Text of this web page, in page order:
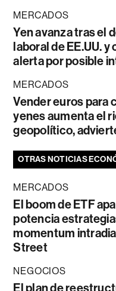
MERCADOS
Yen avanza tras el
laboral de EE.UU. y
alerta por posible
MERCADOS
Vender euros para
yenes aumenta el
geopolítico,
OTRAS NOTICIAS
MERCADOS
El boom de ETF
potencia
momentum
Street
NEGOCIOS
El plan de